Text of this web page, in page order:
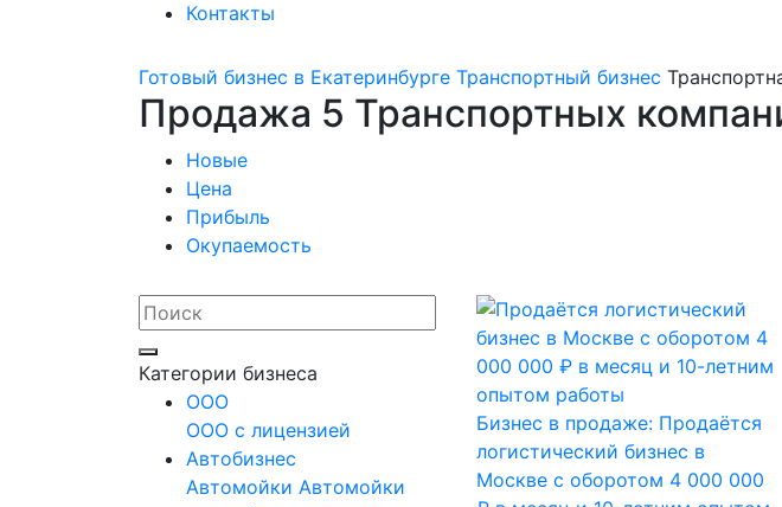
Контакты
Готовый бизнес в Екатеринбурге Транспортный бизнес
Продажа 5 Транспортных
Новые
Цена
Прибыль
Окупаемость
Категории бизнеса
OOO
ООО с лицензией
Автобизнес
Автомойки Автомойки
Бизнес в продаже: Продаётся
логистический бизнес в
Москве с оборотом 4 000 000